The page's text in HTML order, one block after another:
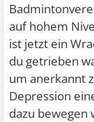
auf hohem
ist jetzt ein
du getrieben
um anerkannt
Depression
dazu